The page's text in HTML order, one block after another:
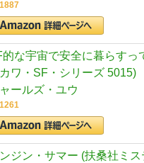
1887
的な宇宙で安全に暮らす
ワ・SF・シリーズ 5015)
ールズ・ユウ
1261
ジン・サマー (扶桑社ミ